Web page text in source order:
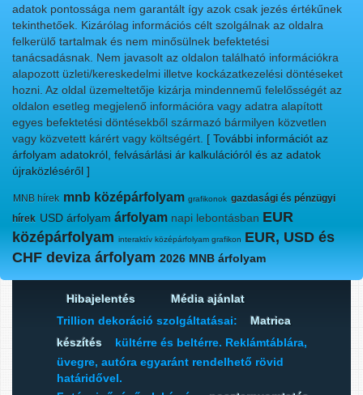
adatok pontossága nem garantált így azok csak jezés értékűnek
tekinthetőek. Kizárólag információs célt szolgálnak az oldalra
felkerülő tartalmak és nem minősülnek befektetési
tanácsadásnak. Nem javasolt az oldalon található információkra
alapozott üzleti/kereskedelmi illetve kockázatkezelési döntéseket
hozni. Az oldal üzemeltetője kizárja mindennemű felelősségét az
oldalon esetleg megjelenő információra vagy adatra alapított
egyes befektetési döntésekből származó bármilyen közvetlen
vagy közvetett kárért vagy költségért. [ További információt az
árfolyam adatokról, felvásárlási ár kalkulációról és az adatok
újraközléséről ]
MNB hírek mnb középárfolyam grafikonok gazdasági és pénzügyi
hírek USD árfolyam árfolyam napi lebontásban EUR
középárfolyam interaktív középárfolyam grafikon EUR, USD és
CHF deviza árfolyam 2026 MNB árfolyam
Hibajelentés
Média ajánlat
Trillion dekoráció szolgáltatásai:
Matrica
készítés
kültérre és beltérre. Reklámtáblára,
üvegre, autóra egyaránt rendelhető rövid
határidővel.